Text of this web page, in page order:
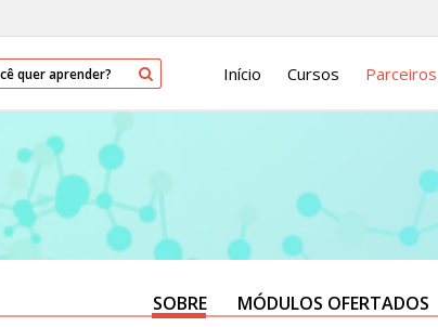
Início Cursos Parceiros
SOBRE MÓDULOS OFERTADOS